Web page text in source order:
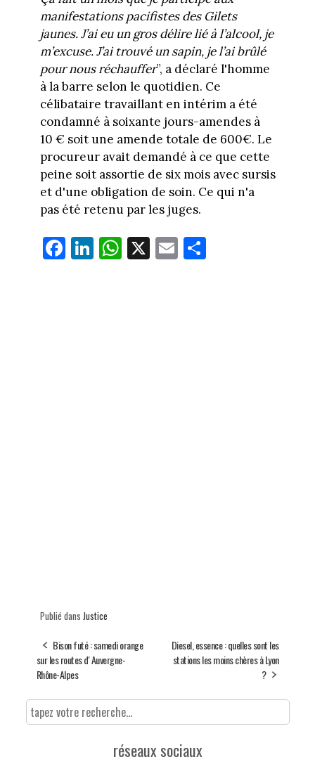
manifestations pacifistes des Gilets
jaunes. J’ai eu un gros délire lié à l’alcool, je
m’excuse. J’ai trouvé un sapin, je l’ai brûlé
pour nous réchauffer”, a déclaré l'homme
à la barre selon le quotidien. Ce
célibataire travaillant en intérim a été
condamné à soixante jours-amendes à
10 € soit une amende totale de 600€. Le
procureur avait demandé à ce que cette
peine soit assortie de six mois avec sursis
et d'une obligation de soin. Ce qui n'a
pas été retenu par les juges.
Fa
ce
Li
nk
W
ha
X E
m
Pa
Publié dans Justice
Bison futé : samedi orange
sur les routes d' Auvergne-
Rhône-Alpes
Diesel, essence : quelles sont les
stations les moins chères à Lyon
?
réseaux sociaux